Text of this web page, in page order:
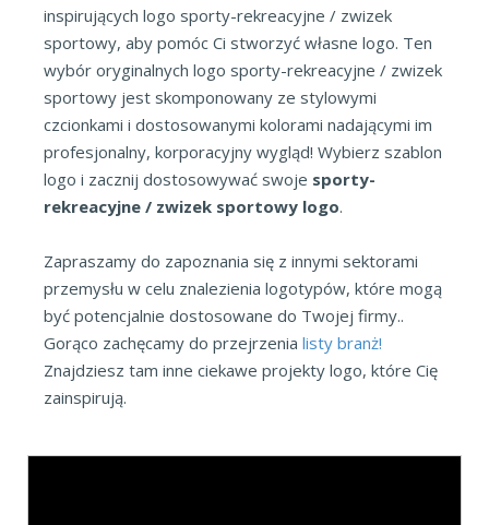
inspirujących logo sporty-rekreacyjne / zwizek
sportowy, aby pomóc Ci stworzyć własne logo. Ten
wybór oryginalnych logo sporty-rekreacyjne / zwizek
sportowy jest skomponowany ze stylowymi
czcionkami i dostosowanymi kolorami nadającymi im
profesjonalny, korporacyjny wygląd! Wybierz szablon
logo i zacznij dostosowywać swoje sporty-
rekreacyjne / zwizek sportowy logo.
Zapraszamy do zapoznania się z innymi sektorami
przemysłu w celu znalezienia logotypów, które mogą
być potencjalnie dostosowane do Twojej firmy..
Gorąco zachęcamy do przejrzenia listy branż!
Znajdziesz tam inne ciekawe projekty logo, które Cię
zainspirują.